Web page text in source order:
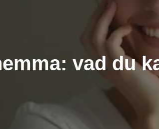
vad du